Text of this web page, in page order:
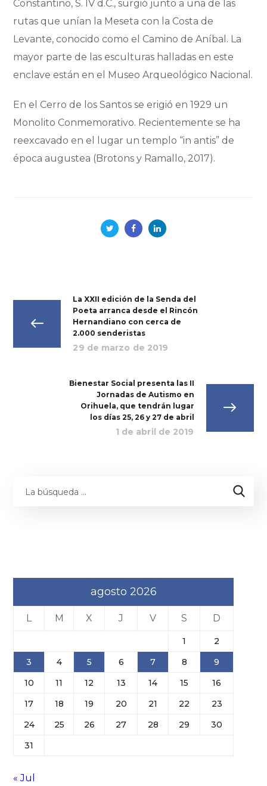
Constantino, S. IV d.C., surgió junto a una de las
rutas que unían la Meseta con la Costa de
Levante, conocido como el Camino de Aníbal. La
mayor parte de las esculturas halladas en este
enclave están en el Museo Arqueológico Nacional.
En el Cerro de los Santos se erigió en 1929 un
Monolito Conmemorativo. Recientemente se ha
reexcavado en el lugar un templo “in antis” de
época augustea (Brotons y Ramallo, 2017).
La XXII edición de la Senda del
Poeta arranca desde el Rincón
Hernandiano con cerca de
2.000 senderistas
29 de marzo de 2019
Bienestar Social presenta las II
Jornadas de Autismo en
Orihuela, que tendrán lugar
los días 25, 26 y 27 de abril
1 de abril de 2019
agosto 2026
L M X J V S D
1
2
3
4 5 6 7 8
9
10
11 12 13 14 15
16
17
18 19 20 21 22
23
24
25 26 27 28 29
30
31
« Jul